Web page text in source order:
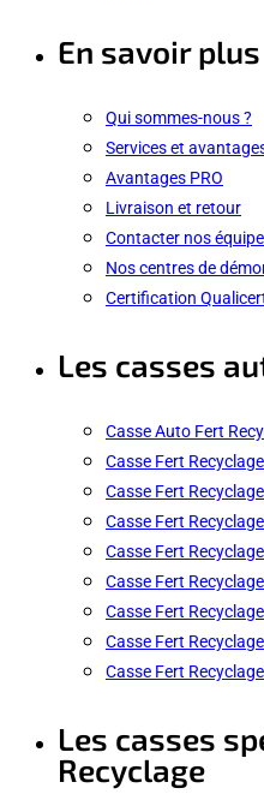
En savoir plus
Qui sommes-nous ?
Services et
Avantages PRO
Livraison et retour
Contacter nos
Nos centres de
Certification
Les casses
Casse Auto Fert
Casse Fert
Casse Fert
Casse Fert
Casse Fert
Casse Fert
Casse Fert
Casse Fert
Casse Fert
Les casses
Recyclage